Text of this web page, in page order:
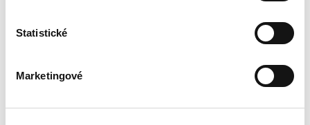
Statistické
Marketingové
390,00 Kč
vést k soudnímu sporu. Předkládaná publikace